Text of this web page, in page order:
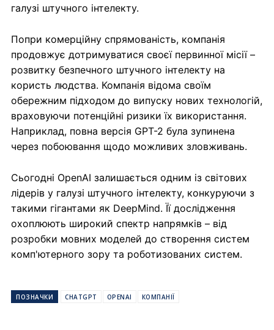
галузі штучного інтелекту.
Попри комерційну спрямованість, компанія
продовжує дотримуватися своєї первинної місії –
розвитку безпечного штучного інтелекту на
користь людства. Компанія відома своїм
обережним підходом до випуску нових технологій,
враховуючи потенційні ризики їх використання.
Наприклад, повна версія GPT-2 була зупинена
через побоювання щодо можливих зловживань.
Сьогодні OpenAI залишається одним із світових
лідерів у галузі штучного інтелекту, конкуруючи з
такими гігантами як DeepMind. Її дослідження
охоплюють широкий спектр напрямків – від
розробки мовних моделей до створення систем
комп'ютерного зору та роботизованих систем.
ПОЗНАЧКИ CHATGPT OPENAI КОМПАНІЇ